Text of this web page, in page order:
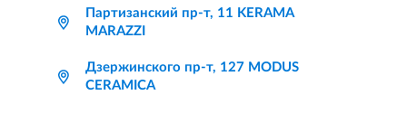
Партизанский пр-т, 11 KERAMA
MARAZZI
Дзержинского пр-т, 127 MODUS
CERAMICA